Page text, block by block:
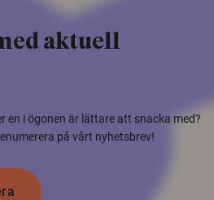
aktuell
en i ögonen är lättare att snacka med?
på vårt nyhetsbrev!